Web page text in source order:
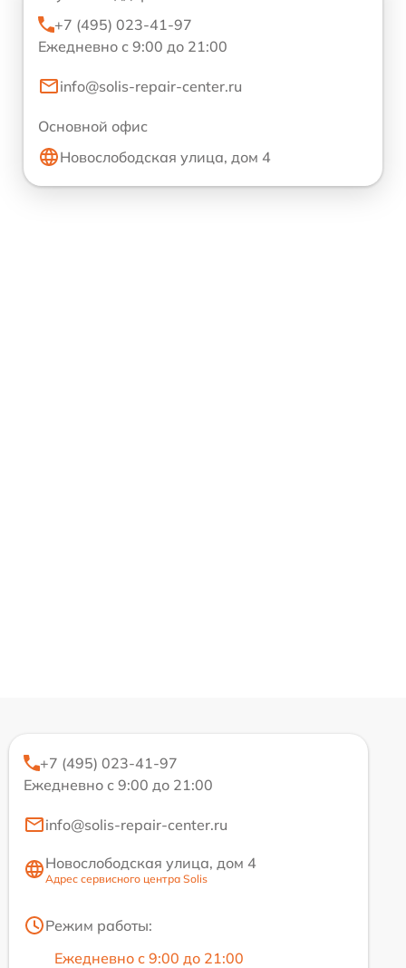
+7 (495) 023-41-97
Ежедневно с 9:00 до 21:00
info@solis-repair-center.ru
Основной офис
Новослободская улица, дом 4
+7 (495) 023-41-97
Ежедневно с 9:00 до 21:00
info@solis-repair-center.ru
Новослободская улица, дом 4
Адрес сервисного центра Solis
Режим работы:
Ежедневно с 9:00 до 21:00